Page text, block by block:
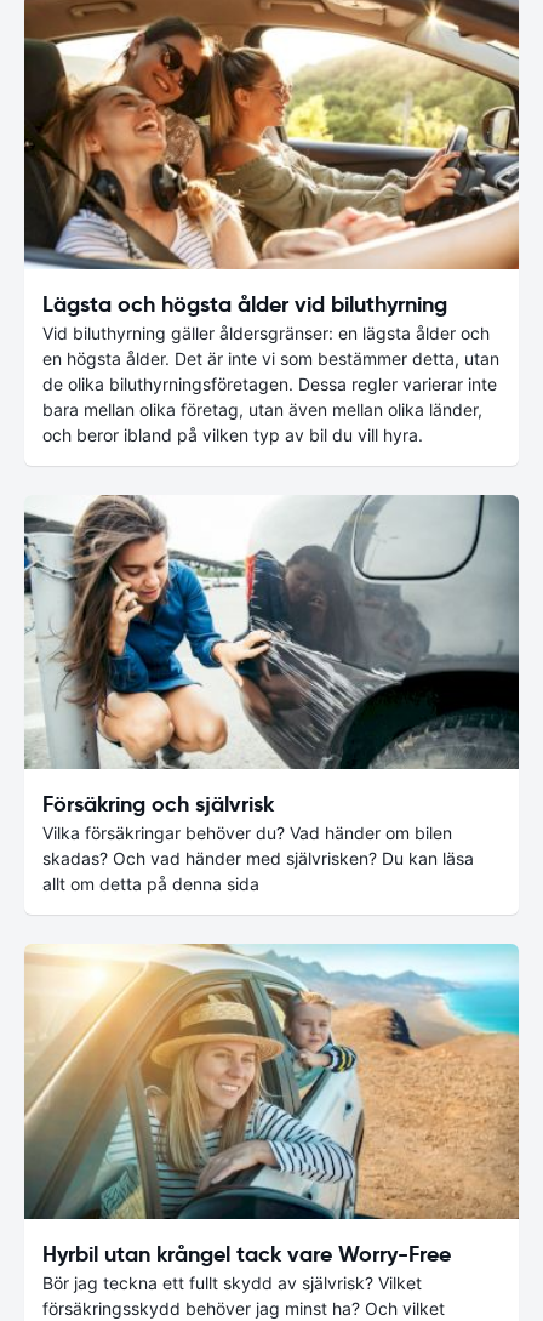
Lägsta och högsta ålder vid biluthyrning
Vid biluthyrning gäller åldersgränser: en lägsta ålder och
en högsta ålder. Det är inte vi som bestämmer detta, utan
de olika biluthyrningsföretagen. Dessa regler varierar inte
bara mellan olika företag, utan även mellan olika länder,
och beror ibland på vilken typ av bil du vill hyra.
Försäkring och självrisk
Vilka försäkringar behöver du? Vad händer om bilen
skadas? Och vad händer med självrisken? Du kan läsa
allt om detta på denna sida
Hyrbil utan krångel tack vare Worry-Free
Bör jag teckna ett fullt skydd av självrisk? Vilket
försäkringsskydd behöver jag minst ha? Och vilket